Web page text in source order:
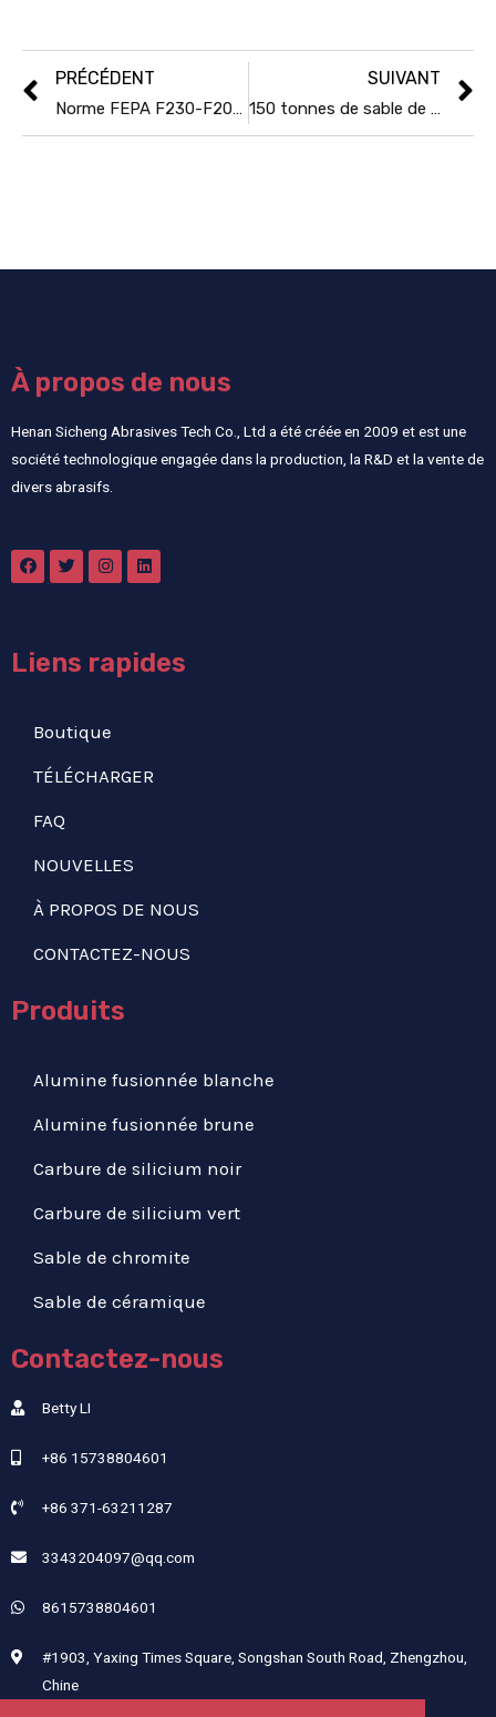
PRÉCÉDENT
Norme FEPA F230-F2000 pour l’oxyde d’alumine abrasif, le carbure de silicium
SUIVANT
150 tonnes de sable de chromite d’Afrique du Sud livrées au Japon
À propos de nous
Henan Sicheng Abrasives Tech Co., Ltd a été créée en 2009 et est une
société technologique engagée dans la production, la R&D et la vente de
divers abrasifs.
Liens rapides
Boutique
TÉLÉCHARGER
FAQ
NOUVELLES
À PROPOS DE NOUS
CONTACTEZ-NOUS
Produits
Alumine fusionnée blanche
Alumine fusionnée brune
Carbure de silicium noir
Carbure de silicium vert
Sable de chromite
Sable de céramique
Contactez-nous
Betty LI
+86 15738804601
+86 371-63211287
3343204097@qq.com
8615738804601
#1903, Yaxing Times Square, Songshan South Road, Zhengzhou,
Chine